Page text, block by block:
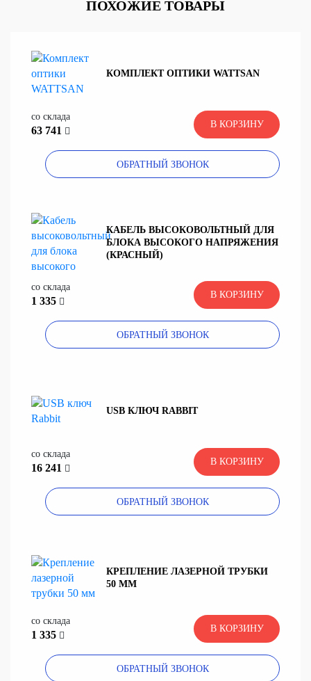
ПОХОЖИЕ ТОВАРЫ
КОМПЛЕКТ ОПТИКИ WATTSAN
со склада
63 741
В КОРЗИНУ
ОБРАТНЫЙ ЗВОНОК
КАБЕЛЬ ВЫСОКОВОЛЬТНЫЙ ДЛЯ
БЛОКА ВЫСОКОГО НАПРЯЖЕНИЯ
(КРАСНЫЙ)
со склада
1 335
В КОРЗИНУ
ОБРАТНЫЙ ЗВОНОК
USB КЛЮЧ RABBIT
со склада
16 241
В КОРЗИНУ
ОБРАТНЫЙ ЗВОНОК
КРЕПЛЕНИЕ ЛАЗЕРНОЙ ТРУБКИ
50 ММ
со склада
1 335
В КОРЗИНУ
ОБРАТНЫЙ ЗВОНОК